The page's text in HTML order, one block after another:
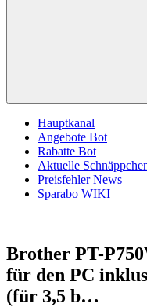
Hauptkanal
Angebote Bot
Rabatte Bot
Aktuelle
Preisfehler News
Sparabo WIKI
Brother PT-
für den PC
(für 3,5 b…